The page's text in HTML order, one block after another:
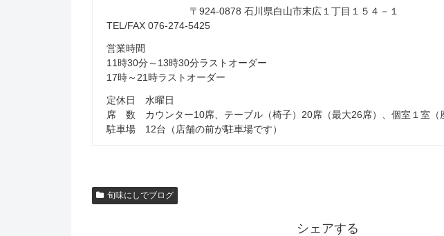
〒924-0878 石川県白山市末広１丁目１５４－１
TEL/FAX 076-274-5425
営業時間
11時30分～13時30分ラストオーダー
17時～21時ラストオーダー
定休日 水曜日
席 数 カウンター10席、テーブル（椅子）20席（最大26席）、個室１室（
駐車場 12台（店舗の前が駐車場です）
旬味にしでブログ
シェアする